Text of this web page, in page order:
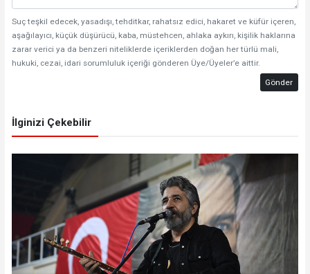
Suç teşkil edecek, yasadışı, tehditkar, rahatsız edici, hakaret ve küfür içeren,
aşağılayıcı, küçük düşürücü, kaba, müstehcen, ahlaka aykırı, kişilik haklarına
zarar verici ya da benzeri niteliklerde içeriklerden doğan her türlü mali,
hukuki, cezai, idari sorumluluk içeriği gönderen Üye/Üyeler’e aittir.
Gönder
İlginizi Çekebilir